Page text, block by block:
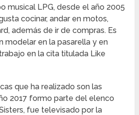
musical LPG, desde el año 2005
cocinar, andar en motos,
además de ir de compras. Es
modelar en la pasarella y en
en la cita titulada Like
que ha realizado son las
2017 formo parte del elenco
fue televisado por la